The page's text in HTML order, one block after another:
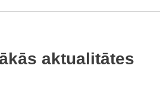
aktualitātes